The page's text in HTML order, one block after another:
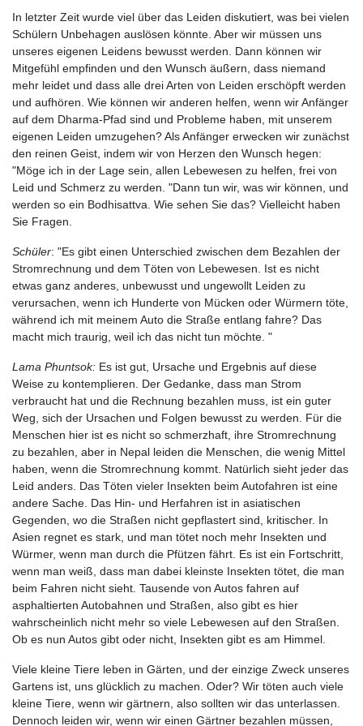
In letzter Zeit wurde viel über das Leiden diskutiert, was bei vielen
Schülern Unbehagen auslösen könnte. Aber wir müssen uns
unseres eigenen Leidens bewusst werden. Dann können wir
Mitgefühl empfinden und den Wunsch äußern, dass niemand
mehr leidet und dass alle drei Arten von Leiden erschöpft werden
und aufhören. Wie können wir anderen helfen, wenn wir Anfänger
auf dem Dharma-Pfad sind und Probleme haben, mit unserem
eigenen Leiden umzugehen? Als Anfänger erwecken wir zunächst
den reinen Geist, indem wir von Herzen den Wunsch hegen:
"Möge ich in der Lage sein, allen Lebewesen zu helfen, frei von
Leid und Schmerz zu werden. "Dann tun wir, was wir können, und
werden so ein Bodhisattva. Wie sehen Sie das? Vielleicht haben
Sie Fragen.
Schüler: "Es gibt einen Unterschied zwischen dem Bezahlen der
Stromrechnung und dem Töten von Lebewesen. Ist es nicht
etwas ganz anderes, unbewusst und ungewollt Leiden zu
verursachen, wenn ich Hunderte von Mücken oder Würmern töte,
während ich mit meinem Auto die Straße entlang fahre? Das
macht mich traurig, weil ich das nicht tun möchte. "
Lama Phuntsok: Es ist gut, Ursache und Ergebnis auf diese
Weise zu kontemplieren. Der Gedanke, dass man Strom
verbraucht hat und die Rechnung bezahlen muss, ist ein guter
Weg, sich der Ursachen und Folgen bewusst zu werden. Für die
Menschen hier ist es nicht so schmerzhaft, ihre Stromrechnung
zu bezahlen, aber in Nepal leiden die Menschen, die wenig Mittel
haben, wenn die Stromrechnung kommt. Natürlich sieht jeder das
Leid anders. Das Töten vieler Insekten beim Autofahren ist eine
andere Sache. Das Hin- und Herfahren ist in asiatischen
Gegenden, wo die Straßen nicht gepflastert sind, kritischer. In
Asien regnet es stark, und man tötet noch mehr Insekten und
Würmer, wenn man durch die Pfützen fährt. Es ist ein Fortschritt,
wenn man weiß, dass man dabei kleinste Insekten tötet, die man
beim Fahren nicht sieht. Tausende von Autos fahren auf
asphaltierten Autobahnen und Straßen, also gibt es hier
wahrscheinlich nicht mehr so viele Lebewesen auf den Straßen.
Ob es nun Autos gibt oder nicht, Insekten gibt es am Himmel.
Viele kleine Tiere leben in Gärten, und der einzige Zweck unseres
Gartens ist, uns glücklich zu machen. Oder? Wir töten auch viele
kleine Tiere, wenn wir gärtnern, also sollten wir das unterlassen.
Dennoch leiden wir, wenn wir einen Gärtner bezahlen müssen,